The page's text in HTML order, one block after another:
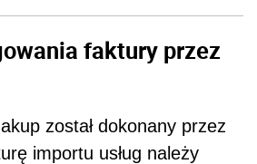
faktury przez
został dokonany przez
importu usług należy